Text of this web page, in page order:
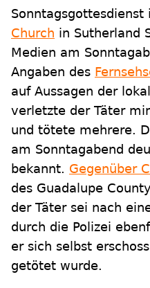
Sonntagsgottesdienst
Church in Sutherland
Medien am
Angaben des
auf Aussagen der
verletzte der Täter
und tötete mehrere.
am Sonntagabend
bekannt. Gegenüber
des Guadalupe
der Täter sei nach
durch die Polizei
er sich selbst
getötet wurde.